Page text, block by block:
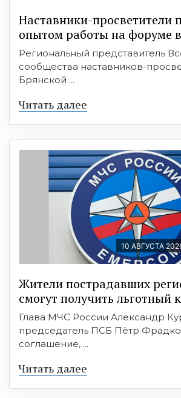
Наставники-просветители
опытом работы на форуме
Региональный представитель
сообщества наставников-
Брянской ...
Читать далее
10 АВГУСТА
Жители пострадавших
смогут получить льготный
Глава МЧС России Александр
председатель ПСБ Пётр
соглашение, ...
Читать далее